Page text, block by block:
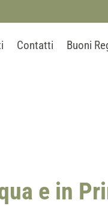
Contatti Buoni
e in